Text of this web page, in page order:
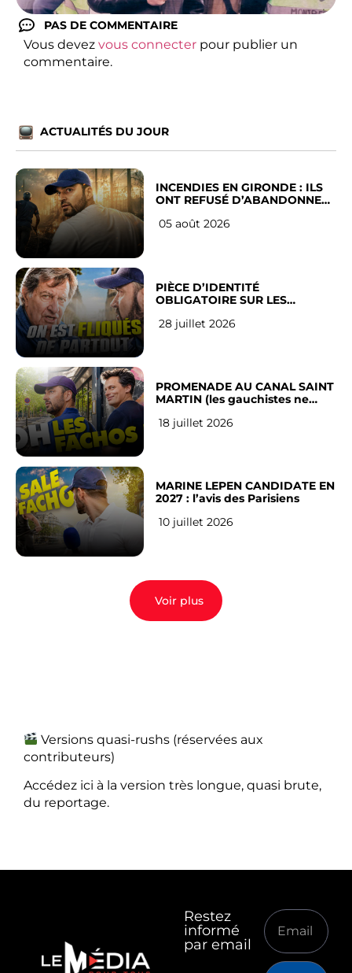
PAS DE COMMENTAIRE
Vous devez vous connecter pour publier un
commentaire.
ACTUALITÉS DU JOUR
INCENDIES EN GIRONDE : ILS
ONT REFUSÉ D’ABANDONNER
05 août 2026
PIÈCE D’IDENTITÉ
OBLIGATOIRE SUR LES
Français
28 juillet 2026
PROMENADE AU CANAL SAINT
MARTIN (les gauchistes ne
18 juillet 2026
MARINE LEPEN CANDIDATE EN
2027 : l’avis des Parisiens
10 juillet 2026
Voir plus
Versions quasi-rushs (réservées aux
contributeurs)
Accédez ici à la version très longue, quasi brute,
du reportage.
Restez
informé
par email